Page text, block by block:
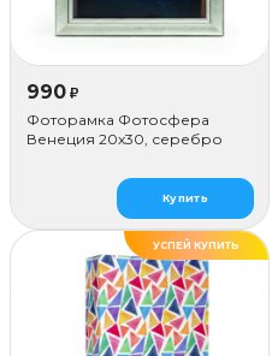
990 ₽
Фоторамка Фотосфера
Венеция 20x30, серебро
Купить
УСПЕЙ КУПИТЬ